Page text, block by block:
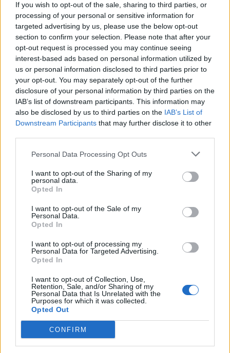
If you wish to opt-out of the sale, sharing to third parties, or
processing of your personal or sensitive information for
targeted advertising by us, please use the below opt-out
section to confirm your selection. Please note that after your
opt-out request is processed you may continue seeing
interest-based ads based on personal information utilized by
us or personal information disclosed to third parties prior to
your opt-out. You may separately opt-out of the further
disclosure of your personal information by third parties on the
IAB’s list of downstream participants. This information may
also be disclosed by us to third parties on the IAB’s List of
Downstream Participants that may further disclose it to other
Personal Data Processing Opt Outs
I want to opt-out of the Sharing of my
personal data.
Opted In
I want to opt-out of the Sale of my
Personal Data.
Opted In
I want to opt-out of processing my
Personal Data for Targeted Advertising.
Opted In
I want to opt-out of Collection, Use,
Retention, Sale, and/or Sharing of my
Personal Data that Is Unrelated with the
Purposes for which it was collected.
Opted Out
CONFIRM
Η Ομοσπονδία Λακωνίας εκπροσωπήθηκε στη
Συνέλευση με τους τρεις αντιπροσώπους της,
κ.κ. Σωτήριο Ηλιόπουλο, Ιωάννη Παναρίτη και
Σωτήριο Ροϊνό.
Η παράταξη του προέδρου του απερχόμενου
Διοικητικού Συμβουλίου κ. Γιώργου Καββαθά
συγκέντρωσε το 49,01% των ψήφων και 25 από
τις 51 έδρες. Με την παράταξη αυτή κατήλθε ως
υποψήφιος και ο πρόεδρος του Επιμελητήριου
Λακωνίας κ. Ιωάννης Παναρίτης, όπου και
εκλέχθηκε μέλος του Διοικητικού Συμβουλίου
της Συνομοσπονδίας.